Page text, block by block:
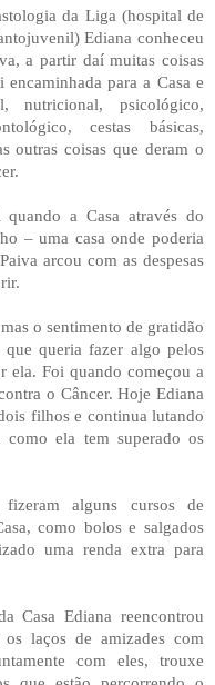
da Liga (hospital de
Ediana conheceu
a partir daí muitas coisas
para a Casa e
psicológico,
cestas básicas,
outras coisas que deram o
a Casa através do
– uma casa onde poderia
arcou com as despesas
o sentimento de gratidão
queria fazer algo pelos
ela. Foi quando começou a
o Câncer. Hoje Ediana
filhos e continua lutando
ela tem superado os
alguns cursos de
como bolos e salgados
uma renda extra para
Casa Ediana reencontrou
os laços de amizades com
com eles, trouxe